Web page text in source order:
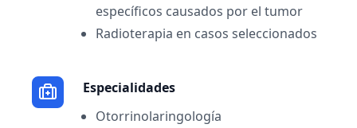
específicos causados por el tumor
Radioterapia en casos seleccionados
Especialidades
Otorrinolaringología